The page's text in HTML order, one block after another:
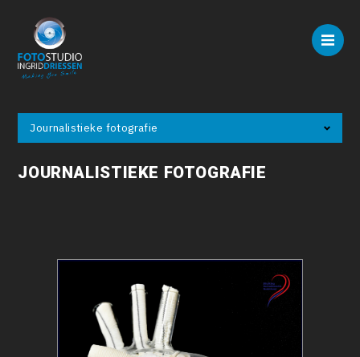
Journalistieke fotografie
JOURNALISTIEKE FOTOGRAFIE